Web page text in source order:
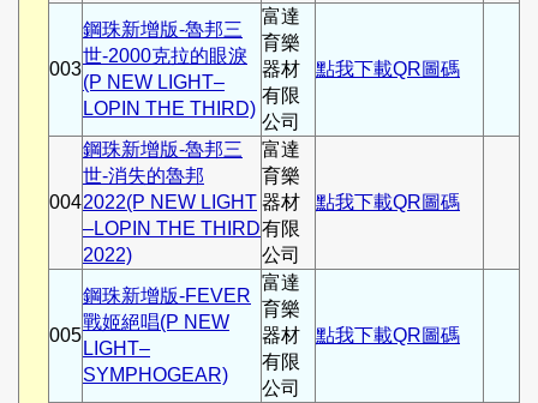
003
鋼珠新增版-魯邦三
世-2000克拉的眼淚
(P NEW LIGHT–
LOPIN THE THIRD)
富達
育樂
器材
有限
公司
點我下載QR圖碼
004
鋼珠新增版-魯邦三
世-消失的魯邦
2022(P NEW LIGHT
–LOPIN THE THIRD
2022)
富達
育樂
器材
有限
公司
點我下載QR圖碼
005
鋼珠新增版-FEVER
戰姬絕唱(P NEW
LIGHT–
SYMPHOGEAR)
富達
育樂
器材
有限
公司
點我下載QR圖碼